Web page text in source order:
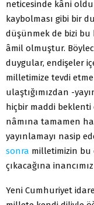
neticesinde kâni
kaybolması gibi bir
düşünmek de bizi
âmil olmuştur.
duygular, endişeler
milletimize tevdi
ulaştığımızdan -
hiçbir maddi beklenti
nâmına tamamen
yayınlamayı nasip
sonra milletimizin bu
çıkacağına
Yeni Cumhuriyet